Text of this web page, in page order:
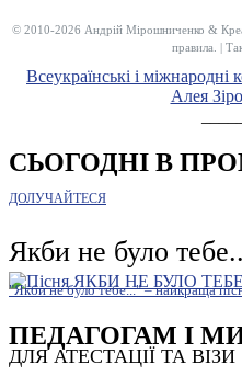
© 2010-2026 Андрій Мірошниченко &
правила. |
Всеукраїнські і міжнародні
Алея
СЬОГОДНІ В
ДОЛУЧАЙТЕСЯ
Якби не було
"Якби не було тебе..." – найкраща
ПЕДАГОГАМ І
ДЛЯ АТЕСТАЦІЇ ТА ВІЗИ